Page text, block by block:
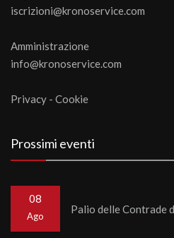
iscrizioni@kronoservice.com
Amministrazione
info@kronoservice.com
Privacy - Cookie
Prossimi eventi
08
Ago
Palio delle Contrade